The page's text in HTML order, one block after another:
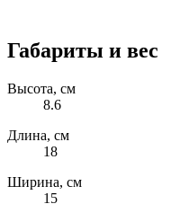
Габариты и вес
Высота, см
8.6
Длина, см
18
Ширина, см
15